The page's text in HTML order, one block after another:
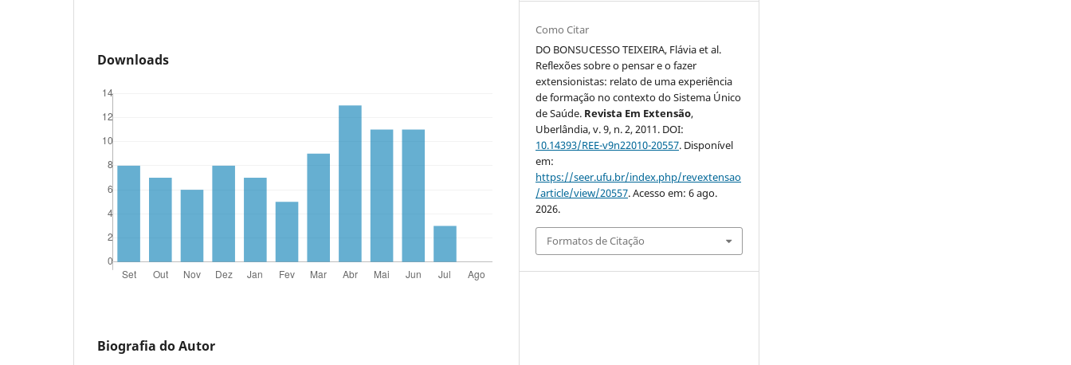
Downloads
Biografia do Autor
Como Citar
DO BONSUCESSO TEIXEIRA, Flávia et al.
Reflexões sobre o pensar e o fazer
extensionistas: relato de uma experiência
de formação no contexto do Sistema Único
de Saúde. Revista Em Extensão,
Uberlândia, v. 9, n. 2, 2011. DOI:
10.14393/REE-v9n22010-20557. Disponível
em:
https://seer.ufu.br/index.php/revextensao
/article/view/20557. Acesso em: 6 ago.
2026.
Formatos de Citação